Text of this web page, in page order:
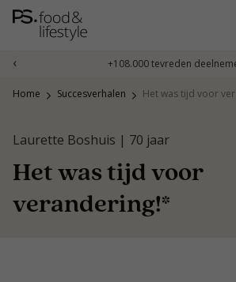
Naar
inhoud
‹ +108.000 tevreden
Home Succesverhalen Het was tijd voor
Laurette Boshuis | 70 jaar
Het was tijd voor
verandering!*